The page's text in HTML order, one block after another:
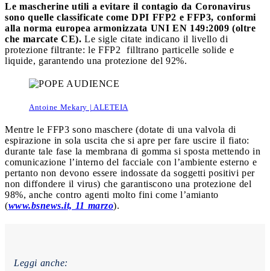
Le mascherine utili a evitare il contagio da Coronavirus
sono quelle classificate come DPI FFP2 e FFP3, conformi
alla norma europea armonizzata UNI EN 149:2009 (oltre
che marcate CE). Le sigle citate indicano il livello di
protezione filtrante: le FFP2
filltrano particelle solide e
liquide, garantendo una protezione del 92%.
Antoine Mekary | ALETEIA
Mentre le FFP3 sono maschere (dotate di una valvola di
espirazione in sola uscita che si apre per fare uscire il fiato:
durante tale fase la membrana di gomma si sposta mettendo in
comunicazione l’interno del facciale con l’ambiente esterno e
pertanto non devono essere indossate da soggetti positivi per
non diffondere il virus) che garantiscono una protezione del
98%, anche contro agenti molto fini come l’amianto
(www.bsnews.it, 11 marzo).
Leggi anche: